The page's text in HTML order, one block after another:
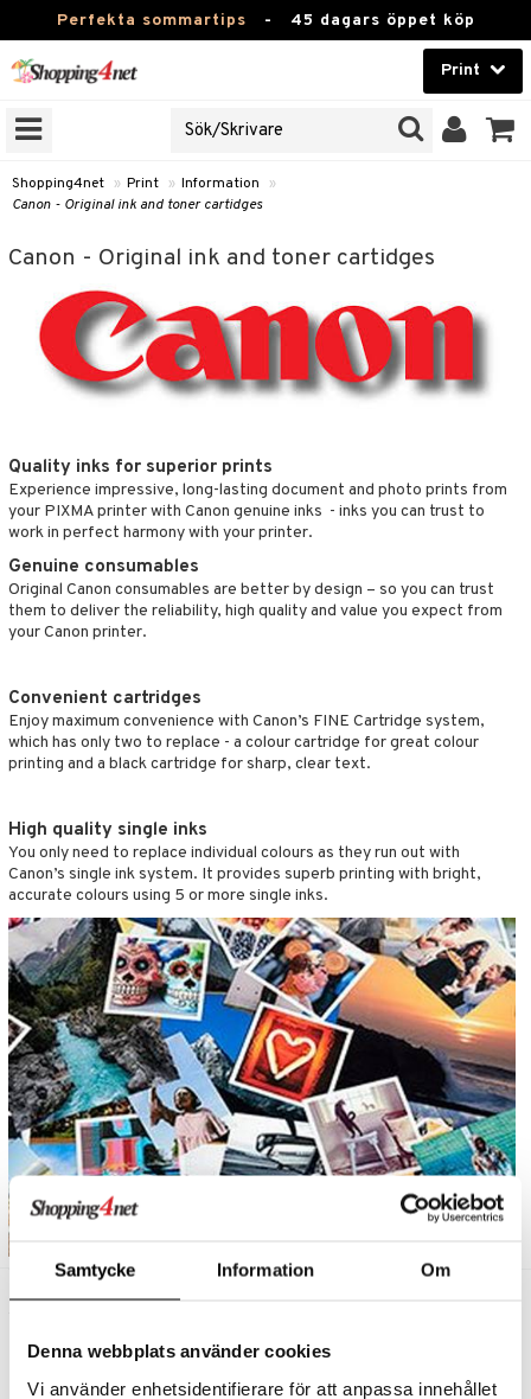
Samtycke Information Om
Denna webbplats använder cookies
Vi använder enhetsidentifierare för att anpassa innehållet
Perfekta sommartips - 45 dagars öppet köp
Print
Skönhet
Kontaktlinser
Apotek
Fitness
Hem & Inredning
Varumärken
Kampanjer
Shopping4net » Print » Information
»
Canon - Original ink and toner cartidges
Canon - Original ink and toner cartidges
Quality inks for superior prints
Experience impressive, long-lasting document and photo prints from
your PIXMA printer with Canon genuine inks - inks you can trust to
work in perfect harmony with your printer.
Genuine consumables
Original Canon consumables are better by design – so you can trust
them to deliver the reliability, high quality and value you expect from
your Canon printer.
Convenient cartridges
Enjoy maximum convenience with Canon’s FINE Cartridge system,
which has only two to replace - a colour cartridge for great colour
printing and a black cartridge for sharp, clear text.
High quality single inks
You only need to replace individual colours as they run out with
Canon’s single ink system. It provides superb printing with bright,
accurate colours using 5 or more single inks.
Mita
svar